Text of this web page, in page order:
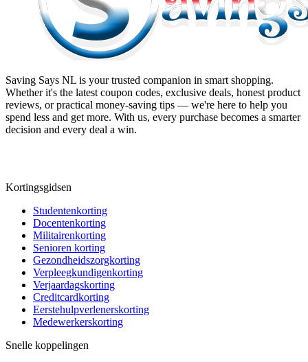
Saving Says NL is your trusted companion in smart shopping.
Whether it's the latest coupon codes, exclusive deals, honest product
reviews, or practical money-saving tips — we're here to help you
spend less and get more. With us, every purchase becomes a smarter
decision and every deal a win.
Kortingsgidsen
Studentenkorting
Docentenkorting
Militairenkorting
Senioren korting
Gezondheidszorgkorting
Verpleegkundigenkorting
Verjaardagskorting
Creditcardkorting
Eerstehulpverlenerskorting
Medewerkerskorting
Snelle koppelingen